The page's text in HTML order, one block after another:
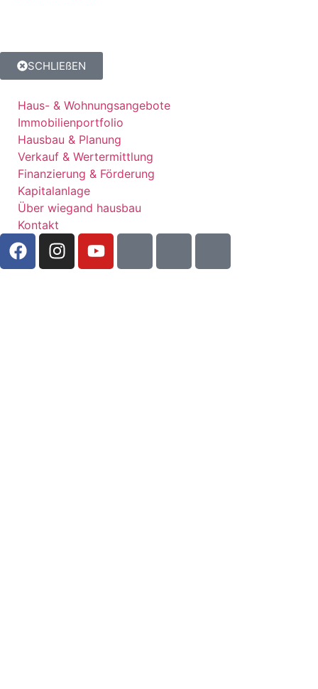
SCHLIEßEN
Haus- & Wohnungsangebote
Immobilienportfolio
Hausbau & Planung
Verkauf & Wertermittlung
Finanzierung & Förderung
Kapitalanlage
Über wiegand hausbau
Kontakt